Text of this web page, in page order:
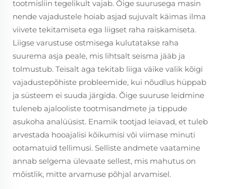
tootmisliin tegelikult vajab. Õige suurusega masin
nende vajadustele hoiab asjad sujuvalt käimas ilma
viivete tekitamiseta ega liigset raha raiskamiseta.
Liigse varustuse ostmisega kulutatakse raha
suurema asja peale, mis lihtsalt seisma jääb ja
tolmustub. Teisalt aga tekitab liiga väike valik kõigi
vajadustepõhiste probleemide, kui nõudlus hüppab
ja süsteem ei suuda järgida. Õige suuruse leidmine
tuleneb ajalooliste tootmisandmete ja tippude
asukoha analüüsist. Enamik tootjad leiavad, et tuleb
arvestada hooajalisi kõikumisi või viimase minuti
ootamatuid tellimusi. Selliste andmete vaatamine
annab selgema ülevaate sellest, mis mahutus on
mõistlik, mitte arvamuse põhjal arvamisel.